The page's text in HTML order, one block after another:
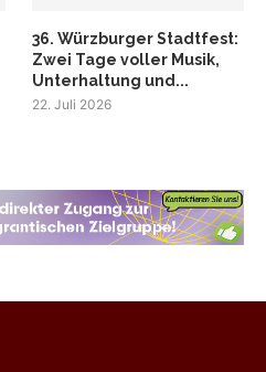
36. Würzburger Stadtfest:
Zwei Tage voller Musik,
Unterhaltung und...
22. Juli 2026